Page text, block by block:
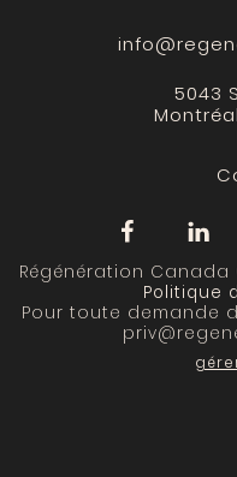
5043
Régénération Canada
Politique
Pour toute demande